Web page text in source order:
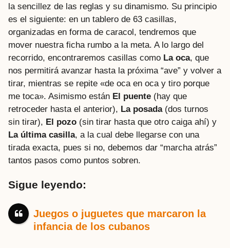
la sencillez de las reglas y su dinamismo. Su principio
es el siguiente: en un tablero de 63 casillas,
organizadas en forma de caracol, tendremos que
mover nuestra ficha rumbo a la meta. A lo largo del
recorrido, encontraremos casillas como La oca, que
nos permitirá avanzar hasta la próxima “ave” y volver a
tirar, mientras se repite «de oca en oca y tiro porque
me toca». Asimismo están El puente (hay que
retroceder hasta el anterior), La posada (dos turnos
sin tirar), El pozo (sin tirar hasta que otro caiga ahí) y
La última casilla, a la cual debe llegarse con una
tirada exacta, pues si no, debemos dar “marcha atrás”
tantos pasos como puntos sobren.
Sigue leyendo:
Juegos o juguetes que marcaron la
infancia de los cubanos